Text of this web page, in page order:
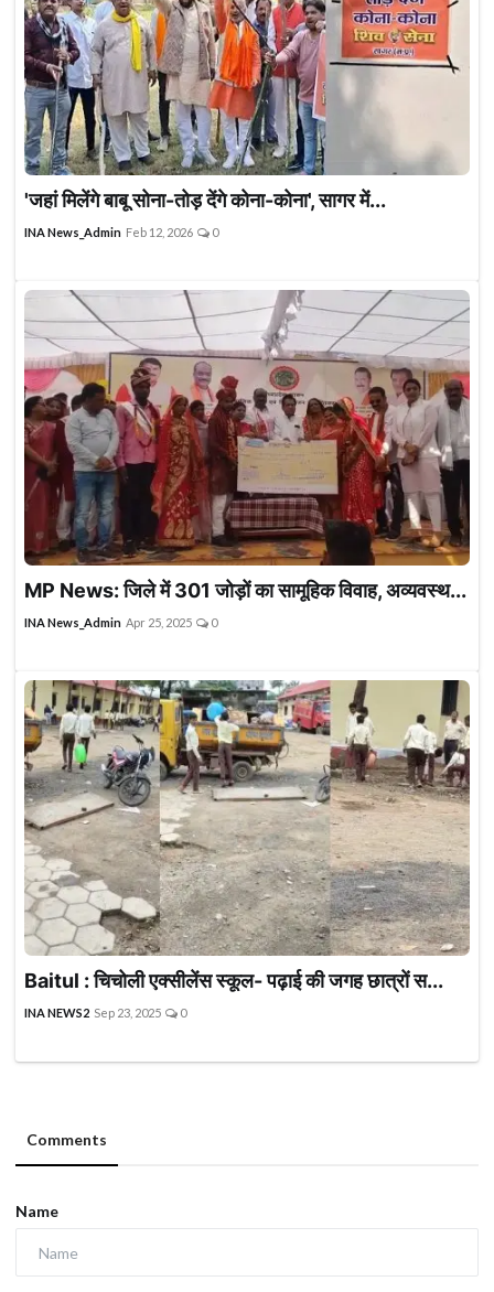
'जहां मिलेंगे बाबू सोना-तोड़ देंगे कोना-कोना', सागर में...
INA News_Admin Feb 12, 2026 0
MP News: जिले में 301 जोड़ों का सामूहिक विवाह, अव्यवस्थ...
INA News_Admin Apr 25, 2025 0
Baitul : चिचोली एक्सीलेंस स्कूल- पढ़ाई की जगह छात्रों स...
INA NEWS2 Sep 23, 2025 0
Comments
Name